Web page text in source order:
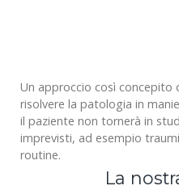
Un approccio così concepito
risolvere la patologia in
il paziente non tornerà in
imprevisti, ad esempio
routine.
La